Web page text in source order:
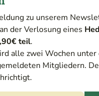
zu unserem
der Verlosung eines
teil.
alle zwei Wochen unter
Mitgliedern.